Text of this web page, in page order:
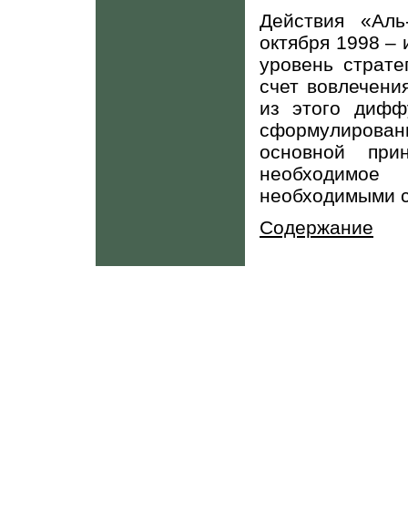
Действия
октября 1998 –
уровень
счет
из этого
основной
необходимыми
Содержание